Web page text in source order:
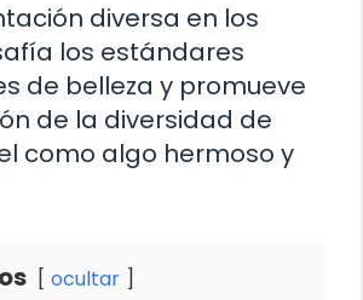
diversa en los
los estándares
de belleza y promueve
de la diversidad de
como algo hermoso y
ocultar